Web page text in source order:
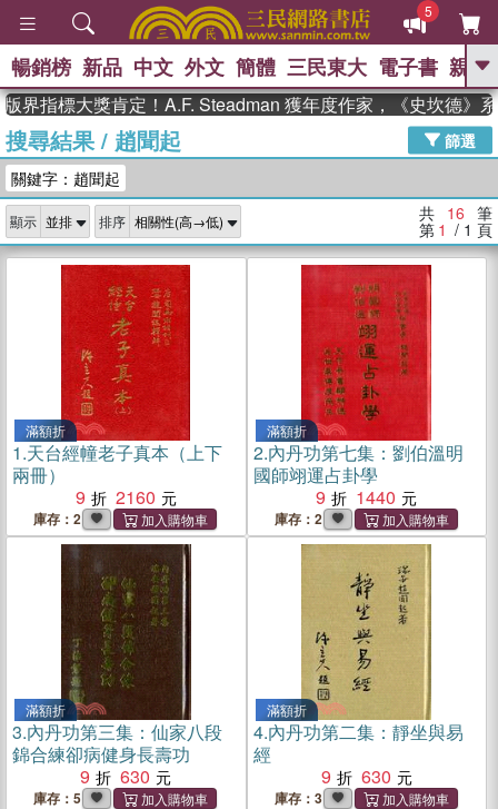
5
GO
高希均教授回憶錄
、 The Odyssey 、 父親節 、 如果歷
獎 臺灣漫遊錄 、 方念華 、 台灣的李
登輝時代
數學女孩：黎曼猜想 、
偉大的迷走神經
暢銷榜 新品 中文 外文 簡體 三民東大 電子書 親子
指標大獎肯定！A.F. Steadman 獲年度作家，《史坎德》系
搜尋結果/ 趙聞起
篩選
關鍵字：趙聞起
顯示 排序 共 16 筆
第 1 / 1 頁
滿額折
1.天台經幢老子真本（上下
兩冊）
9
2160
庫存：2
滿額折
2.內丹功第七集：劉伯溫明
國師翊運占卦學
9
1440
庫存：2
滿額折
3.內丹功第三集：仙家八段
錦合練卻病健身長壽功
9
630
庫存：5
滿額折
4.內丹功第二集：靜坐與易
經
9
630
庫存：3